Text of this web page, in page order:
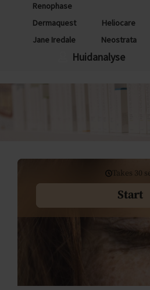
Renophase
Dermaquest
Heliocare
Jane Iredale
Neostrata
Huidanalyse